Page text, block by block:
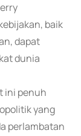
baik
dapat
dunia
ini penuh
yang
perlambatan